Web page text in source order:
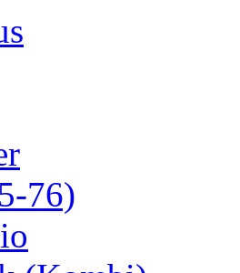
76)